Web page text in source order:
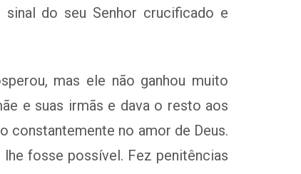
sinal do seu Senhor crucificado e
mas ele não ganhou muito
e suas irmãs e dava o resto aos
constantemente no amor de Deus.
fosse possível. Fez penitências